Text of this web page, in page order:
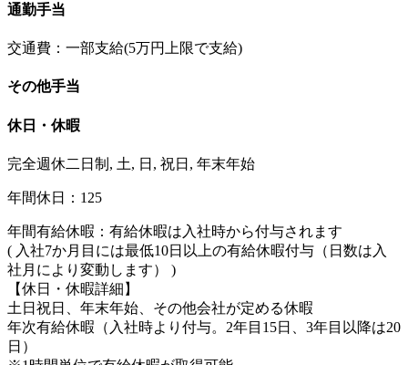
通勤手当
交通費：一部支給(5万円上限で支給)
その他手当
休日・休暇
完全週休二日制, 土, 日, 祝日, 年末年始
年間休日：125
年間有給休暇：有給休暇は入社時から付与されます
( 入社7か月目には最低10日以上の有給休暇付与（日数は入
社月により変動します） )
【休日・休暇詳細】
土日祝日、年末年始、その他会社が定める休暇
年次有給休暇（入社時より付与。2年目15日、3年目以降は20
日）